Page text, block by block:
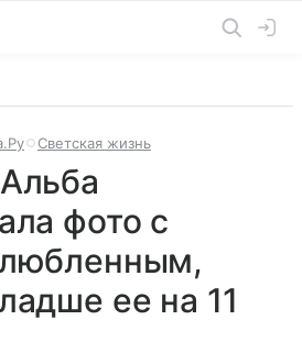
Светская жизнь
фото с
ее на 11